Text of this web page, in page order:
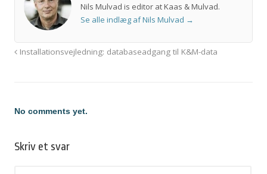
Nils Mulvad is editor at Kaas & Mulvad.
Se alle indlæg af Nils Mulvad →
Installationsvejledning: databaseadgang til K&M-data
No comments yet.
Skriv et svar